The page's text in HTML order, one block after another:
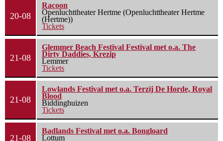
20-08
Racoon
Openluchttheater Hertme (Openluchttheater Hertme
(Hertme))
Tickets
21-08
Glemmer Beach Festival Festival met o.a. The
Dirty Daddies, Krezip
Lemmer
Tickets
21-08
Lowlands Festival met o.a. Terzij De Horde, Royal
Blood
Biddinghuizen
Tickets
21-08
Badlands Festival met o.a. Bongloard
Lottum